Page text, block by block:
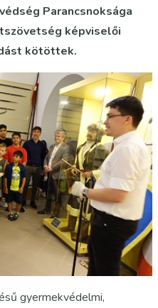
Parancsnoksága
képviselői
kötöttek.
gyermekvédelmi,